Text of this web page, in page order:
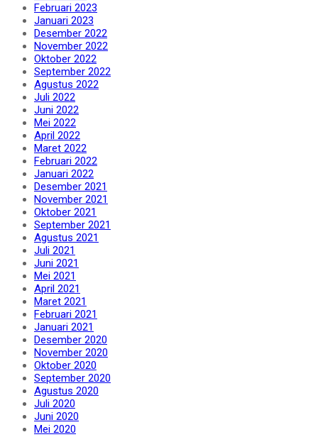
Februari 2023
Januari 2023
Desember 2022
November 2022
Oktober 2022
September 2022
Agustus 2022
Juli 2022
Juni 2022
Mei 2022
April 2022
Maret 2022
Februari 2022
Januari 2022
Desember 2021
November 2021
Oktober 2021
September 2021
Agustus 2021
Juli 2021
Juni 2021
Mei 2021
April 2021
Maret 2021
Februari 2021
Januari 2021
Desember 2020
November 2020
Oktober 2020
September 2020
Agustus 2020
Juli 2020
Juni 2020
Mei 2020